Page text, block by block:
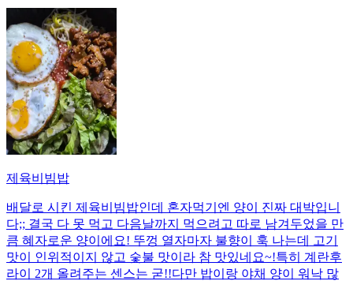
제육비빔밥
배달로 시킨 제육비빔밥인데 혼자먹기엔 양이 진짜 대박입니
다;; 결국 다 못 먹고 다음날까지 먹으려고 따로 남겨두었을 만
큼 혜자로운 양이에요! 뚜껑 열자마자 불향이 훅 나는데 고기
맛이 인위적이지 않고 숯불 맛이라 참 맛있네요~!특히 계란후
라이 2개 올려주는 센스는 굳!! ​다만 밥이랑 야채 양이 워낙 많